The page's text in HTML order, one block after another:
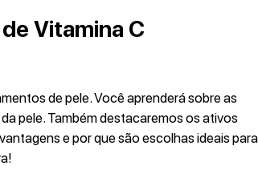
Vitamina C
de pele. Você aprenderá sobre as
pele. Também destacaremos os ativos
e por que são escolhas ideais para